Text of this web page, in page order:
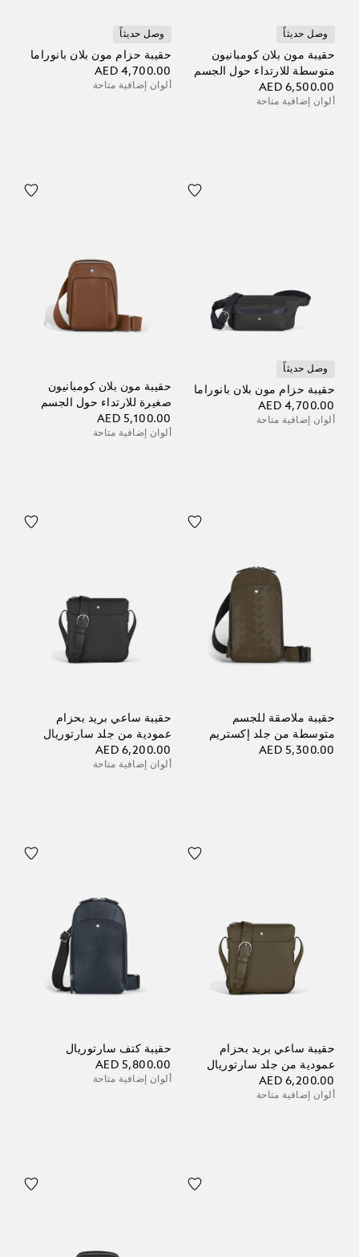
وصل حديثاً
حقيبة مون بلان كومبانيون
متوسطة للارتداء حول الجسم
AED 6,500.00
ألوان إضافية متاحة
وصل حديثاً
حقيبة حزام مون بلان بانوراما
AED 4,700.00
ألوان إضافية متاحة
وصل حديثاً
حقيبة حزام مون بلان بانوراما
AED 4,700.00
ألوان إضافية متاحة
حقيبة مون بلان كومبانيون
صغيرة للارتداء حول الجسم
AED 5,100.00
ألوان إضافية متاحة
حقيبة ملاصقة للجسم
متوسطة من جلد إكستريم
AED 5,300.00
حقيبة ساعي بريد بحزام
عمودية من جلد سارتوريال
AED 6,200.00
ألوان إضافية متاحة
حقيبة ساعي بريد بحزام
عمودية من جلد سارتوريال
AED 6,200.00
ألوان إضافية متاحة
حقيبة كتف سارتوريال
AED 5,800.00
ألوان إضافية متاحة